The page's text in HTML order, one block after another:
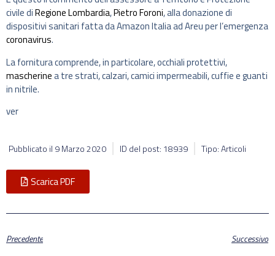
civile diRegione Lombardia,Pietro Foroni, alla donazione di
dispositivi sanitari fatta da Amazon Italia ad Areu per l’emergenza
coronavirus.
La fornitura comprende, in particolare, occhiali protettivi,
mascherinea tre strati, calzari, camici impermeabili, cuffie e guanti
in nitrile.
ver
Pubblicato il 9 Marzo 2020 ID del post: 18939 Tipo: Articoli
Scarica PDF
Precedente Successivo